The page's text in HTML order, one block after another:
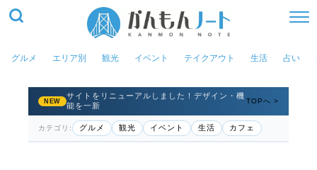
グルメ エリア別 観光 イベント テイクアウト 生活 占い
NEW
サイトをリニューアルしました！デザイン・機
能を一新
TOPへ >
カテゴリ: グルメ 観光 イベント 生活 カフェ